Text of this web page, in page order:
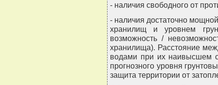
- наличия свободного от
- наличия достаточно
хранилищ и уровнем
возможность /
хранилища). Расстояние
водами при их наивысшем
прогнозного уровня
защита территории от